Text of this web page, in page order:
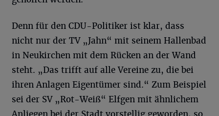
Denn für den CDU-Politiker ist klar, dass
nicht nur der TV „Jahn“ mit seinem Hallenbad
in Neukirchen mit dem Rücken an der Wand
steht. „Das trifft auf alle Vereine zu, die bei
ihren Anlagen Eigentümer sind.“ Zum Beispiel
sei der SV „Rot-Weiß“ Elfgen mit ähnlichem